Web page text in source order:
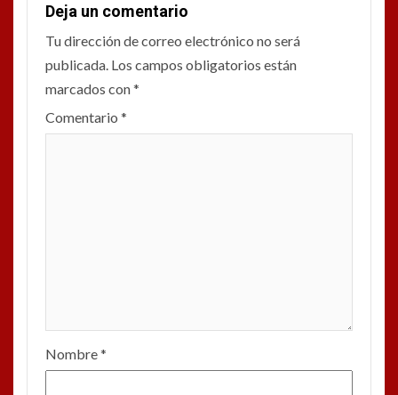
Deja un comentario
Tu dirección de correo electrónico no será
publicada. Los campos obligatorios están
marcados con*
Comentario *
Nombre*